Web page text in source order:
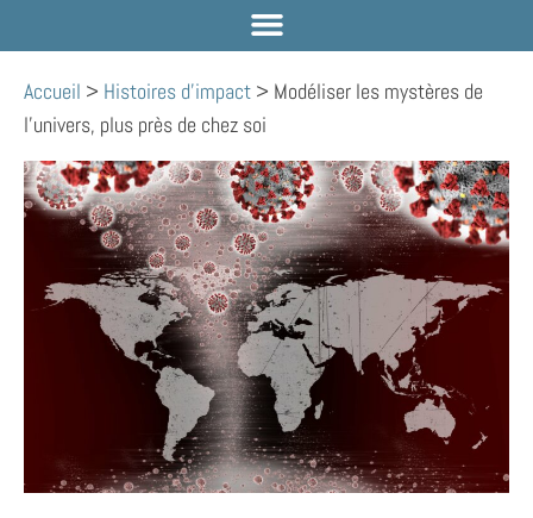
Accueil > Histoires d'impact > Modéliser les mystères de
l’univers, plus près de chez soi